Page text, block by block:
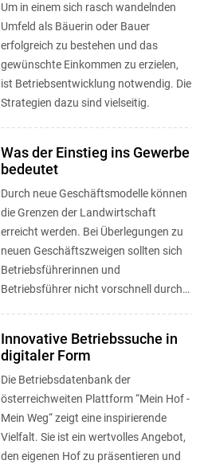
Um in einem sich rasch wandelnden
Umfeld als Bäuerin oder Bauer
erfolgreich zu bestehen und das
gewünschte Einkommen zu erzielen,
ist Betriebsentwicklung notwendig. Die
Strategien dazu sind vielseitig.
Was der Einstieg ins Gewerbe
bedeutet
Durch neue Geschäftsmodelle können
die Grenzen der Landwirtschaft
erreicht werden. Bei Überlegungen zu
neuen Geschäftszweigen sollten sich
Betriebsführerinnen und
Betriebsführer nicht vorschnell durch
Innovative Betriebssuche in
digitaler Form
Die Betriebsdatenbank der
österreichweiten Plattform “Mein Hof -
Mein Weg“ zeigt eine inspirierende
Vielfalt. Sie ist ein wertvolles Angebot,
den eigenen Hof zu präsentieren und